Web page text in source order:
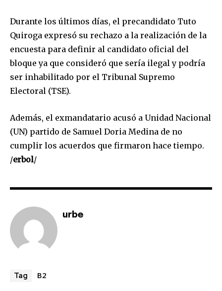
Join our community of
SUBSCRIBERS and be part of the
To subscribe, simply enter your email address on our website
or click the subscribe button below. Don't worry, we respect
your privacy and won't spam your inbox. Your information is
safe with us.
I've read and accept the
Durante los últimos días, el precandidato Tuto
Quiroga expresó su rechazo a la realización de la
encuesta para definir al candidato oficial del
bloque ya que consideró que sería ilegal y podría
ser inhabilitado por el Tribunal Supremo
Electoral (TSE).
Además, el exmandatario acusó a Unidad Nacional
(UN) partido de Samuel Doria Medina de no
cumplir los acuerdos que firmaron hace tiempo.
/erbol/
urbe
Tag B2